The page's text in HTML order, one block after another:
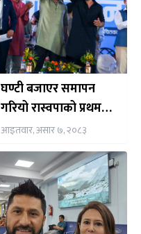
घण्टी बजाएर समापन
गरियो रास्वपाको प्रथम
महाधिवेशन उद्घाटन
समारोह
आइतवार, असार ७, २०८३